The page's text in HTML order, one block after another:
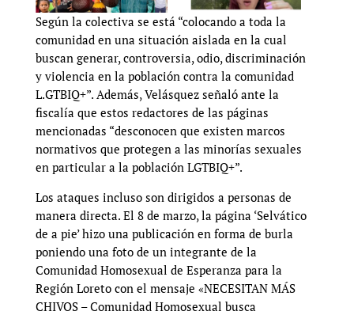
Según la colectiva se está “colocando a toda la
comunidad en una situación aislada en la cual
buscan generar, controversia, odio, discriminación
y violencia en la población contra la comunidad
L.GTBIQ+”. Además, Velásquez señaló ante la
fiscalía que estos redactores de las páginas
mencionadas “desconocen que existen marcos
normativos que protegen a las minorías sexuales
en particular a la población LGTBIQ+”.
Los ataques incluso son dirigidos a personas de
manera directa. El 8 de marzo, la página ‘Selvático
de a pie’ hizo una publicación en forma de burla
poniendo una foto de un integrante de la
Comunidad Homosexual de Esperanza para la
Región Loreto con el mensaje «NECESITAN MÁS
CHIVOS – Comunidad Homosexual busca